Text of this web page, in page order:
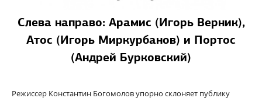
Слева направо: Арамис (Игорь Верник),
Атос (Игорь Миркурбанов) и Портос
(Андрей Бурковский)
Режиссер Константин Богомолов упорно склоняет публику